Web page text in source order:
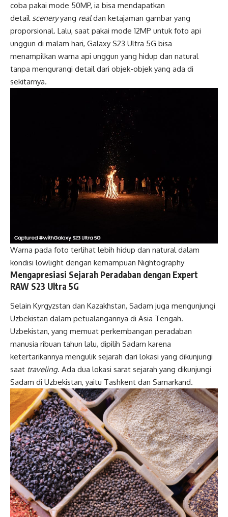
coba pakai mode 50MP, ia bisa mendapatkan
detail sceneryyang realdan ketajaman gambar yang
proporsional. Lalu, saat pakai mode 12MP untuk foto api
unggun di malam hari, Galaxy S23 Ultra 5G bisa
menampilkan warna api unggun yang hidup dan natural
tanpa mengurangi detail dari objek-objek yang ada di
sekitarnya.
Warna pada foto terlihat lebih hidup dan natural dalam
kondisi lowlight dengan kemampuan Nightography
Mengapresiasi Sejarah Peradaban dengan Expert
RAW S23 Ultra 5G
Selain Kyrgyzstan dan Kazakhstan, Sadam juga mengunjungi
Uzbekistan dalam petualangannya di Asia Tengah.
Uzbekistan, yang memuat perkembangan peradaban
manusia ribuan tahun lalu, dipilih Sadam karena
ketertarikannya mengulik sejarah dari lokasi yang dikunjungi
saat traveling. Ada dua lokasi sarat sejarah yang dikunjungi
Sadam di Uzbekistan, yaitu Tashkent dan Samarkand.